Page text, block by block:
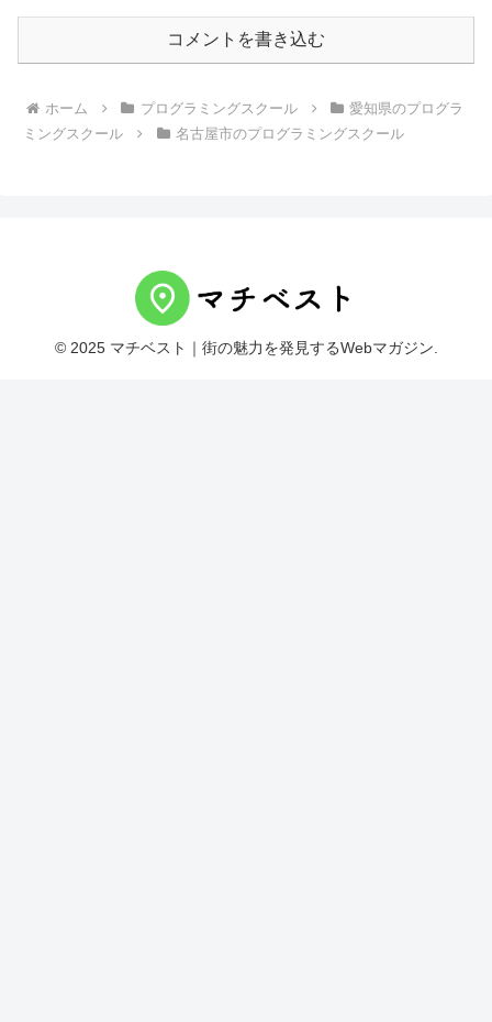
コメントを書き込む
ホーム プログラミングスクール
愛知県のプログラ
ミングスクール
名古屋市のプログラミングスクール
© 2025 マチベスト｜街の魅力を発見するWebマガジン.